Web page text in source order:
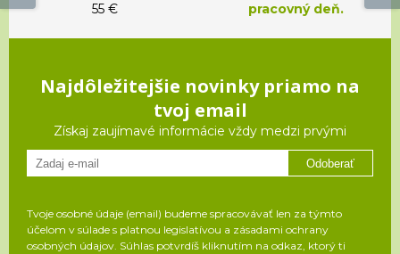
55 €
pracovný deň.
Najdôležitejšie novinky priamo na
tvoj email
Získaj zaujímavé informácie vždy medzi prvými
Odoberať
Tvoje osobné údaje (email) budeme spracovávať len za týmto
účelom v súlade s platnou legislatívou a zásadami ochrany
osobných údajov. Súhlas potvrdíš kliknutím na odkaz, ktorý ti